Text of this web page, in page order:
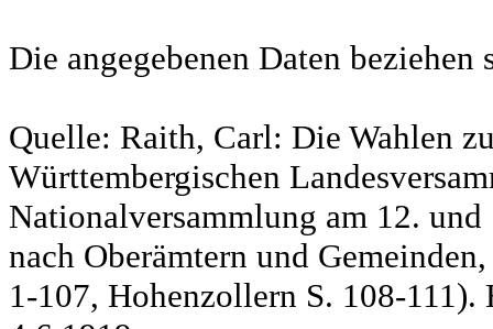
Die angegebenen Daten
Quelle: Raith, Carl: Die Wahlen
Württembergischen
Nationalversammlung am 12. und
nach Oberämtern und
1-107, Hohenzollern S. 108-